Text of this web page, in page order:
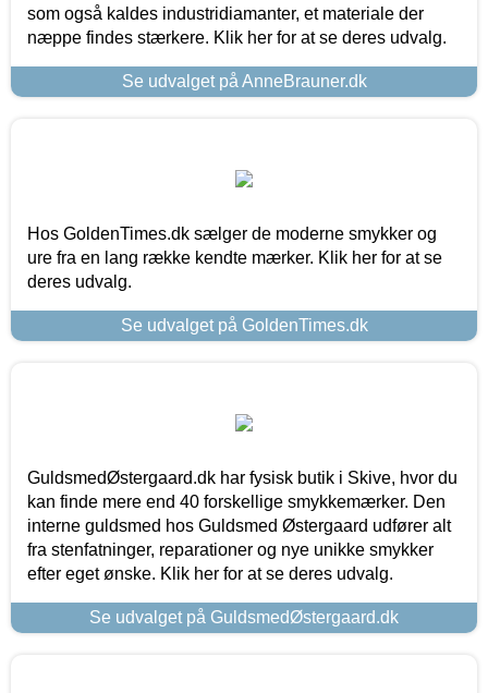
som også kaldes industridiamanter, et materiale der
næppe findes stærkere. Klik her for at se deres udvalg.
Se udvalget på AnneBrauner.dk
Hos GoldenTimes.dk sælger de moderne smykker og
ure fra en lang række kendte mærker. Klik her for at se
deres udvalg.
Se udvalget på GoldenTimes.dk
GuldsmedØstergaard.dk har fysisk butik i Skive, hvor du
kan finde mere end 40 forskellige smykkemærker. Den
interne guldsmed hos Guldsmed Østergaard udfører alt
fra stenfatninger, reparationer og nye unikke smykker
efter eget ønske. Klik her for at se deres udvalg.
Se udvalget på GuldsmedØstergaard.dk